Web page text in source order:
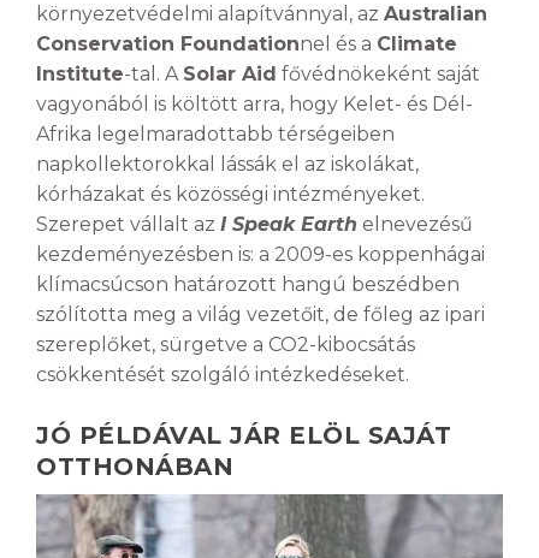
környezetvédelmi alapítvánnyal, az Australian
Conservation Foundationnel és a Climate
Institute-tal. A Solar Aid fővédnökeként saját
vagyonából is költött arra, hogy Kelet- és Dél-
Afrika legelmaradottabb térségeiben
napkollektorokkal lássák el az iskolákat,
kórházakat és közösségi intézményeket.
Szerepet vállalt az I Speak Earth elnevezésű
kezdeményezésben is: a 2009-es koppenhágai
klímacsúcson határozott hangú beszédben
szólította meg a világ vezetőit, de főleg az ipari
szereplőket, sürgetve a CO2-kibocsátás
csökkentését szolgáló intézkedéseket.
JÓ PÉLDÁVAL JÁR ELÖL SAJÁT
OTTHONÁBAN